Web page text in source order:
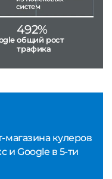
кулеров
и Google в 5-ти
492%
общий рост
трафика